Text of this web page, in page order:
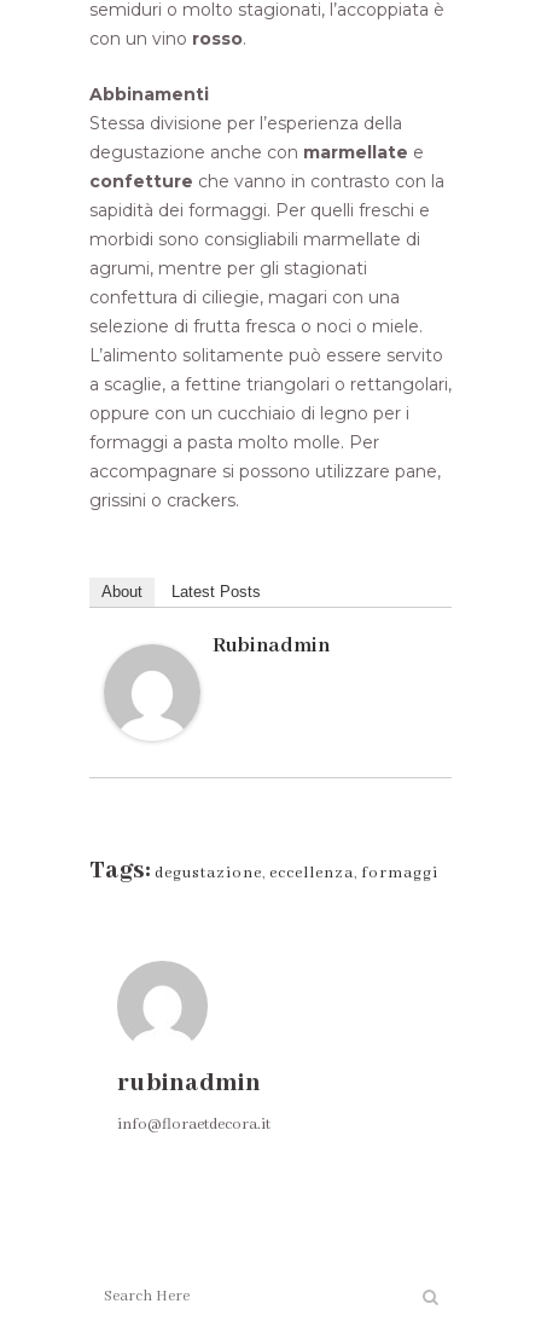
semiduri o molto stagionati, l’accoppiata è
con un vino rosso.
Abbinamenti
Stessa divisione per l’esperienza della
degustazione anche con marmellate e
confetture che vanno in contrasto con la
sapidità dei formaggi. Per quelli freschi e
morbidi sono consigliabili marmellate di
agrumi, mentre per gli stagionati
confettura di ciliegie, magari con una
selezione di frutta fresca o noci o miele.
L’alimento solitamente può essere servito
a scaglie, a fettine triangolari o rettangolari,
oppure con un cucchiaio di legno per i
formaggi a pasta molto molle. Per
accompagnare si possono utilizzare pane,
grissini o crackers.
About Latest Posts
Rubinadmin
Tags: degustazione,eccellenza, formaggi
rubinadmin
info@floraetdecora.it